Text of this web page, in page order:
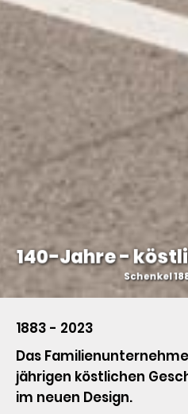
140-Jahre -
Schenkel
1883 - 2023
Das
jährigen köstlichen
im neuen Design.